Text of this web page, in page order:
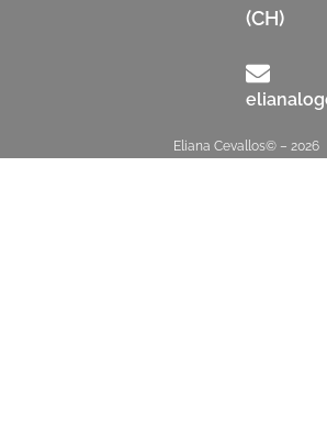
(CH)
Eliana Cevallos© – 2026